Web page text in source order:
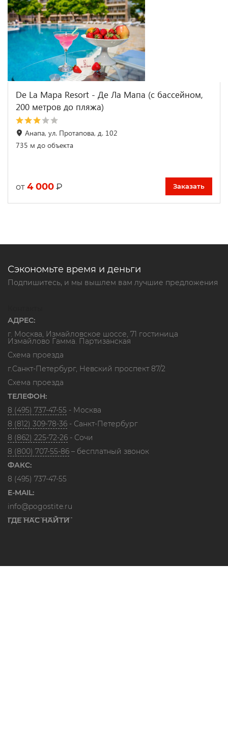
De La Mapa Resort - Де Ла Мапа (с бассейном,
200 метров до пляжа)
Анапа, ул. Протапова, д. 102
735 м до объекта
от 4 000 ₽ Заказать
Сэкономьте время и деньги
Подпишитесь, и мы вышлем вам лучшие предложения
АДРЕС:
г. Москва, Измайловское шоссе, 71 гостиница
Измайлово Гамма. Партизанская
Схема проезда
г.Санкт-Петербург, Невский проспект 87/2
Схема проезда
ТЕЛЕФОН:
8 (495) 737-47-55 - Москва
8 (812) 309-78-36 - Санкт-Петербург
8 (862) 225-72-26 - Сочи
8 (800) 707-55-86 – бесплатный звонок
ФАКС:
8 (495) 737-47-55
E-MAIL:
info@pogostite.ru
ГДЕ НАС НАЙТИ